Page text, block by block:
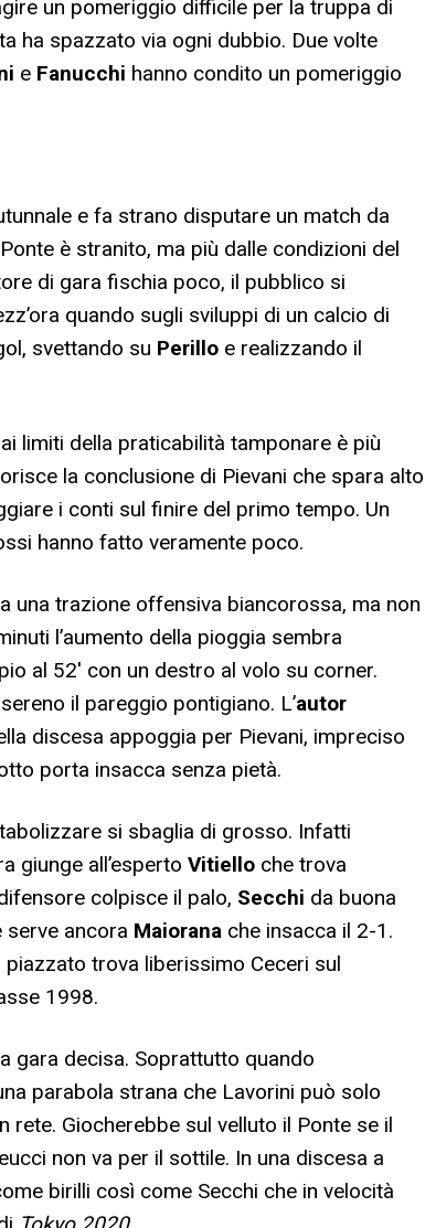
un pomeriggio difficile per la truppa di
ha spazzato via ogni dubbio. Due volte
e Fanucchi hanno condito un pomeriggio
e fa strano disputare un match da
è stranito, ma più dalle condizioni del
di gara fischia poco, il pubblico si
quando sugli sviluppi di un calcio di
svettando su Perillo e realizzando il
limiti della praticabilità tamponare è più
la conclusione di Pievani che spara alto
i conti sul finire del primo tempo. Un
hanno fatto veramente poco.
una trazione offensiva biancorossa, ma non
l’aumento della pioggia sembra
al 52′ con un destro al volo su corner.
il pareggio pontigiano. L’autor
discesa appoggia per Pievani, impreciso
porta insacca senza pietà.
si sbaglia di grosso. Infatti
giunge all’esperto Vitiello che trova
colpisce il palo, Secchi da buona
ancora Maiorana che insacca il 2-1.
trova liberissimo Ceceri sul
1998.
gara decisa. Soprattutto quando
parabola strana che Lavorini può solo
Giocherebbe sul velluto il Ponte se il
non va per il sottile. In una discesa a
birilli così come Secchi che in velocità